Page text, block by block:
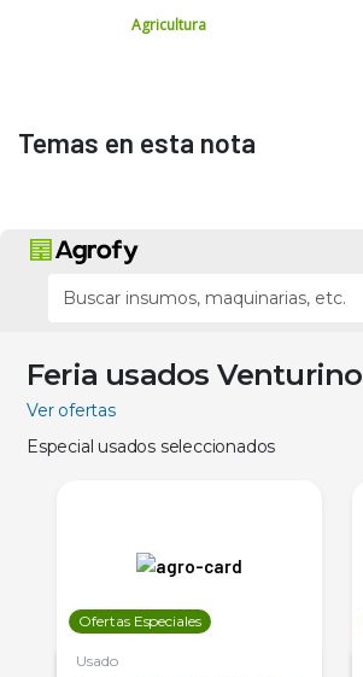
Agricultura
Temas en esta nota
Feria usados Venturino
Ver ofertas
Especial usados seleccionados
Ofertas Especiales
Usado